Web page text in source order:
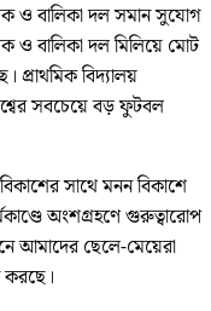
ও বালিকা দল সমান সুযোগ
ও বালিকা দল মিলিয়ে মোট
প্রাথমিক বিদ্যালয়
সবচেয়ে বড় ফুটবল
সাথে মনন বিকাশে
অংশগ্রহণে গুরুত্বারোপ
ছেলে-মেয়েরা